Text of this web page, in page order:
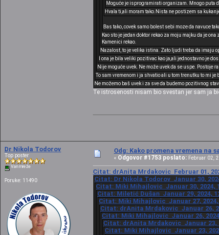
Moguće je isprogramirati organizam. Mnogo puta
Hvala ti,ali moram tako.Nista ne postizem sa
Bas tako, covek samo bolest sebi moze da navuce
Kao sto je jedan doktor rekao za moju majku da je
Kamenici rekao.
Nazalost, to je velika istina. Zato ljudi treba da imaju
I ona je bila veliki pozitivac kao ja,ali jednostavno je
Nije moguće uvek. Ne može uvek da se uspe. Postoje
To sam vremenom i ja shvatio ali u tom trenutku to mi je
Ne možemo baš uvek i za sve da budemo pozitivnog
Te istrosenosti nisam bio svestan jer sam ja
Dr Nikola Todorov
Top poster
Van mreže
Poruke: 11490
Odg: Kako promena vremena na
« Odgovor #1753 poslato: Februar 02,
Citat: drAnita Mrdakovic Februar 01,
Citat: Dr Nikola Todorov Januar 30,
Citat: Miki Mihajlovic Januar 30, 2024,
Citat: Miletić Dušan Januar 29, 2024,
Citat: Miki Mihajlovic Januar 27, 2024,
Citat: drAnita Mrdakovic Januar 26,
Citat: Miki Mihajlovic Januar 26,
Citat: drAnita Mrdakovic Januar 23,
Citat: Miki Mihajlovic Januar 23,